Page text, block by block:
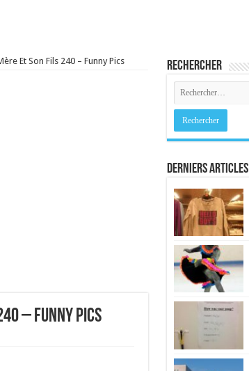
Et Son Fils 240 – Funny Pics
– Funny Pics
Rechercher
Derniers Articles